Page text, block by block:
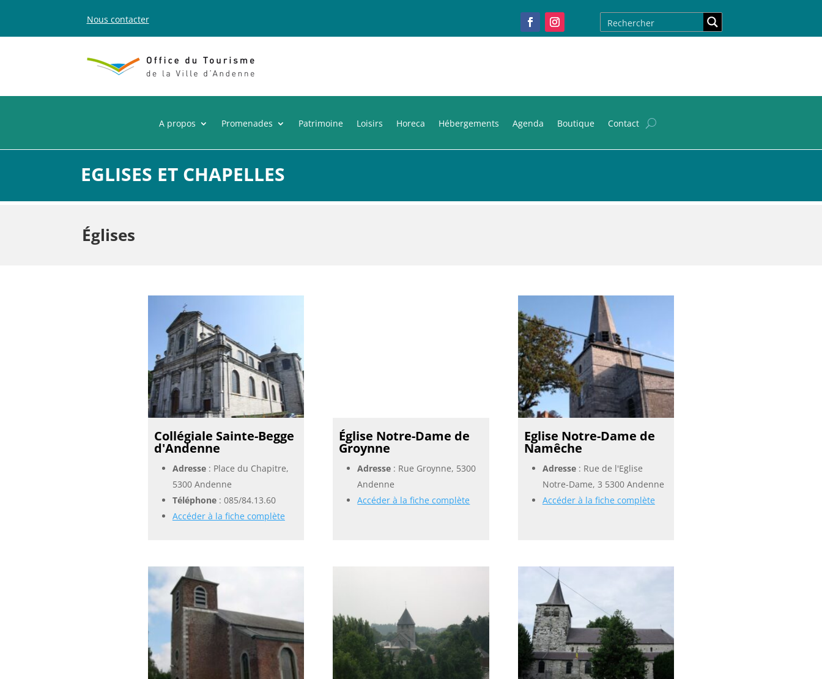
Nous contacter
A propos Promenades Patrimoine Loisirs Horeca Hébergements Agenda Boutique Contact
EGLISES ET CHAPELLES
Églises
Collégiale Sainte-Begge
d'Andenne
Adresse: Place du Chapitre,
5300 Andenne
Téléphone: 085/84.13.60
Accéder à la fiche complète
Église Notre-Dame de
Groynne
Adresse : Rue Groynne, 5300
Andenne
Accéder à la fiche complète
Eglise Notre-Dame de
Namêche
Adresse: Rue de l'Eglise
Notre-Dame, 3 5300 Andenne
Accéder à la fiche complète